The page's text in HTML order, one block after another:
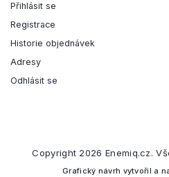
Přihlásit se
Registrace
Historie objednávek
Adresy
Odhlásit se
Copyright 2026 Enemiq.cz.
Grafický návrh vytvořil a